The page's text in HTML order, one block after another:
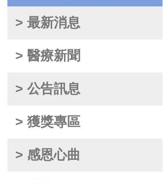
> 最新消息
> 醫療新聞
> 公告訊息
> 獲獎專區
> 感恩心曲